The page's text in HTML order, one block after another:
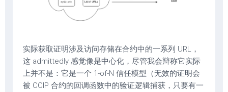
实际获取证明涉及访问存储在合约中的一系列 URL，
这 admittedly 感觉像是中心化，尽管我会辩称它实际
上并不是：它是一个 1-of-N 信任模型（无效的证明会
被 CCIP 合约的回调函数中的验证逻辑捕获，只要有一